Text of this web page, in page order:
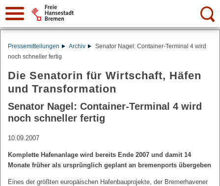
Suche:
Pressemitteilungen Archiv
Senator Nagel: Container-Terminal 4 wird
noch schneller fertig
Die Senatorin für Wirtschaft, Häfen
und Transformation
Senator Nagel: Container-Terminal 4 wird
noch schneller fertig
10.09.2007
Komplette Hafenanlage wird bereits Ende 2007 und damit 14
Monate früher als ursprünglich geplant an bremenports übergeben
Eines der größten europäischen Hafenbauprojekte, der Bremerhavener